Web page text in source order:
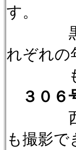
す。
黒電話
れぞれの
も６
３０６
西側の
も撮影で